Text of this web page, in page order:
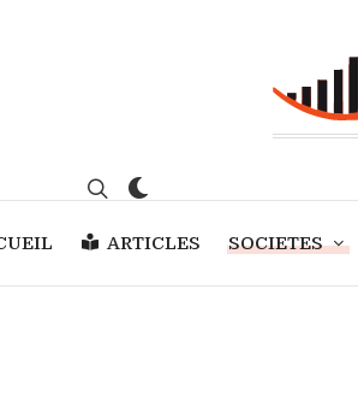
ARTICLES SOCIETES